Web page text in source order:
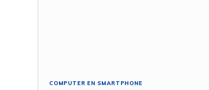
COMPUTER EN SMARTPHONE